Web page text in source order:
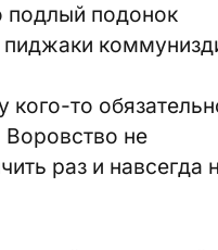
подлый подонок
кого-то
не
раз и навсегда